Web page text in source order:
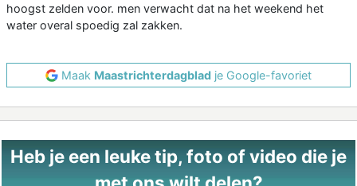
hoogst zelden voor. men verwacht dat na het weekend het
water overal spoedig zal zakken.
Maak Maastrichterdagblad je Google-favoriet
Heb je een leuke tip, foto of video die je